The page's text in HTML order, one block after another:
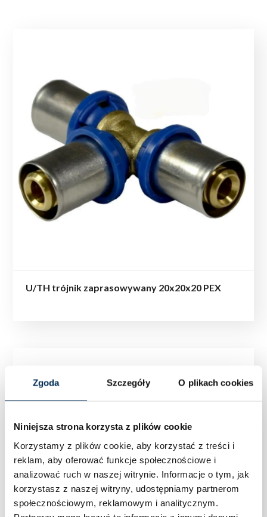
Zgoda Szczegóły O plikach cookies
Niniejsza strona korzysta z plików cookie
Korzystamy z plików cookie, aby korzystać z treści i
reklam, aby oferować funkcje społecznościowe i
analizować ruch w naszej witrynie. Informacje o tym, jak
korzystasz z naszej witryny, udostępniamy partnerom
społecznościowym, reklamowym i analitycznym.
U/TH trójnik zaprasowywany 20x20x20 PEX